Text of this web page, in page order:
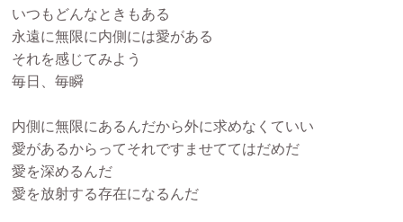
いつもどんなときもある
永遠に無限に内側には愛がある
それを感じてみよう
毎日、毎瞬
内側に無限にあるんだから外に求めなくていい
愛があるからってそれですませててはだめだ
愛を深めるんだ
愛を放射する存在になるんだ